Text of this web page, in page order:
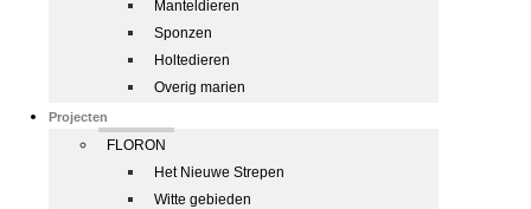
Manteldieren
Sponzen
Holtedieren
Overig marien
Projecten
FLORON
Het Nieuwe Strepen
Witte gebieden